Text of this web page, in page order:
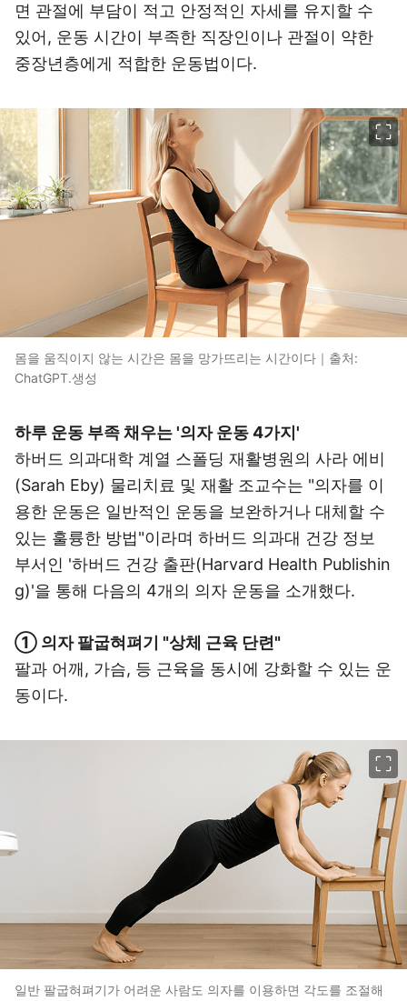
면 관절에 부담이 적고 안정적인 자세를 유지할 수
있어, 운동 시간이 부족한 직장인이나 관절이 약한
중장년층에게 적합한 운동법이다.
몸을 움직이지 않는 시간은 몸을 망가뜨리는 시간이다｜출처:
ChatGPT.생성
하루 운동 부족 채우는 '의자 운동 4가지'
하버드 의과대학 계열 스폴딩 재활병원의 사라 에비
(Sarah Eby) 물리치료 및 재활 조교수는 "의자를 이
용한 운동은 일반적인 운동을 보완하거나 대체할 수
있는 훌륭한 방법"이라며 하버드 의과대 건강 정보
부서인 '하버드 건강 출판(Harvard Health Publishin
g)'을 통해 다음의 4개의 의자 운동을 소개했다.
① 의자 팔굽혀펴기 "상체 근육 단련"
팔과 어깨, 가슴, 등 근육을 동시에 강화할 수 있는 운
동이다.
일반 팔굽혀펴기가 어려운 사람도 의자를 이용하면 각도를 조절해